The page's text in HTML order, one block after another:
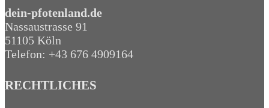
dein-pfotenland.de
Nassaustrasse 91
51105 Köln
Telefon: +43 676 4909164‬
RECHTLICHES